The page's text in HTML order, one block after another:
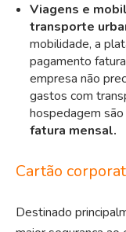
Viagens e
transporte
mobilidade, a
pagamento
empresa não
gastos com
hospedagem
fatura mensal.
Cartão
Destinado